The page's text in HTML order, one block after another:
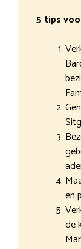
5 tips
en
de
Mar